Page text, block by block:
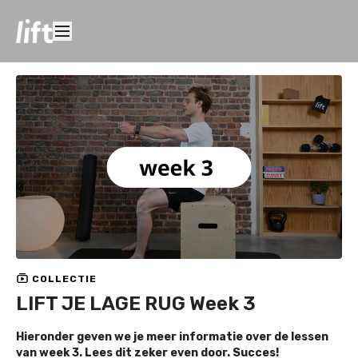
COLLECTIE
LIFT JE LAGE RUG Week 3
Hieronder geven we je meer informatie over de lessen
van week 3. Lees dit zeker even door. Succes!